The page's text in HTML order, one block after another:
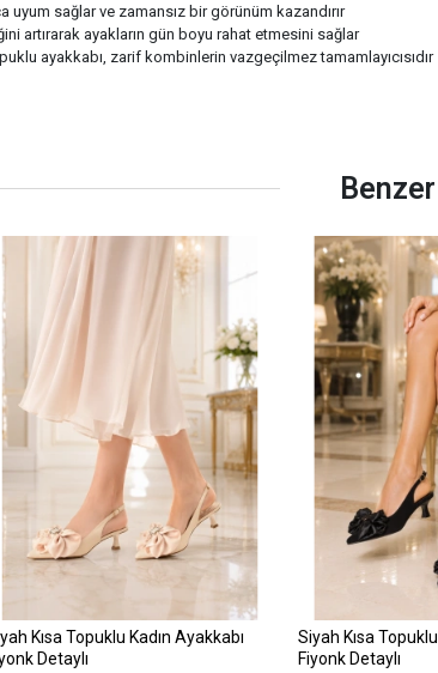
sağlar ve zamansız bir görünüm kazandırır
artırarak ayakların gün boyu rahat etmesini sağlar
ayakkabı, zarif kombinlerin vazgeçilmez tamamlayıcısıdır
Kısa Topuklu Kadın Ayakkabı
Detaylı
Siyah Kısa
Fiyonk Detaylı